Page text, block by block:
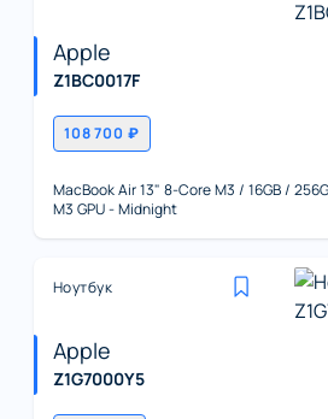
Apple
Z1BC0017F
108 700 ₽
MacBook Air 13" 8-Core M3 / 16GB /
M3 GPU - Midnight
Ноутбук
Apple
Z1G7000Y5